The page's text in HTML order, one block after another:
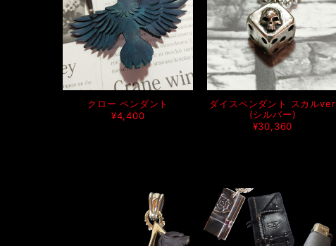
クロー ペンダント
¥4,400
ダイスペンダント スカルver
(シルバー)
¥30,360